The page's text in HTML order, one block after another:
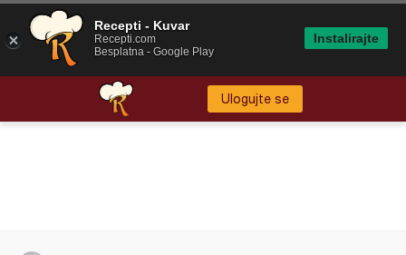
Ulogujte se
Recepti - Kuvar
Recepti.com
Besplatna - Google Play
Instalirajte